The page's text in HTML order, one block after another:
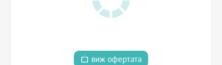
виж офертата